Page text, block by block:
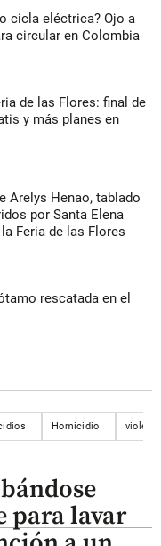
cicla eléctrica? Ojo a
circular en Colombia
de las Flores: final de
y más planes en
Arelys Henao, tablado
por Santa Elena
Feria de las Flores
rescatada en el
Homicidio
para lavar